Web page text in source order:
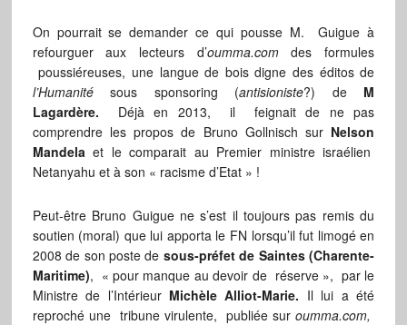
On pourrait se demander ce qui pousse M. Guigue à
refourguer aux lecteurs d’oumma.comdes formules
poussiéreuses, une langue de bois digne des éditos de
l’Humanitésous sponsoring (antisioniste?) deM
Lagardère. Déjà en 2013, il feignait de ne pas
comprendre les propos de Bruno Gollnisch surNelson
Mandelaet le comparait au Premier ministre israélien
Netanyahu et à son « racisme d’Etat » !
Peut-être Bruno Guigue ne s’est il toujours pas remis du
soutien (moral) que lui apporta le FN lorsqu’il fut limogé en
2008 de son poste de sous-préfet de Saintes (Charente-
Maritime), « pour manque au devoir de réserve », par le
Ministre de l’Intérieur Michèle Alliot-Marie. Il lui a été
reproché une tribune virulente, publiée suroumma.com,